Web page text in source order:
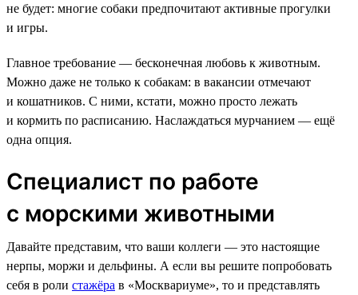
не будет: многие собаки предпочитают активные прогулки
и игры.
Главное требование — бесконечная любовь к животным.
Можно даже не только к собакам: в вакансии отмечают
и кошатников. С ними, кстати, можно просто лежать
и кормить по расписанию. Наслаждаться мурчанием — ещё
одна опция.
Специалист по работе
с морскими животными
Давайте представим, что ваши коллеги — это настоящие
нерпы, моржи и дельфины. А если вы решите попробовать
себя в роли стажёра в «Москвариуме», то и представлять